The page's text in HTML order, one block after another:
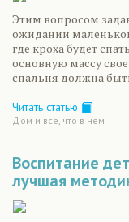
Этим вопросом
ожидании
где кроха будет
основную массу
спальня должна
Читать статью
Дом и все, что в нем
Воспитание
лучшая